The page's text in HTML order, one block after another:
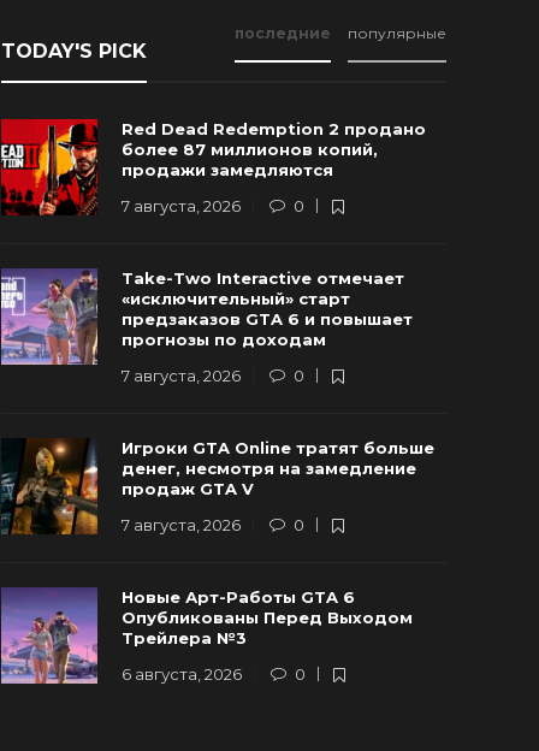
Арт-Работы GTA 6
Перед Выходом
№3
2026 0 89
TODAY'S PICK
последние популярные
Red Dead Redemption 2 продано
более 87 миллионов копий,
продажи замедляются
7 августа, 2026
0
Take-Two Interactive отмечает
«исключительный» старт
предзаказов GTA 6 и повышает
прогнозы по доходам
7 августа, 2026
0
Игроки GTA Online тратят больше
денег, несмотря на замедление
продаж GTA V
7 августа, 2026
0
Новые Арт-Работы GTA 6
Опубликованы Перед Выходом
Трейлера №3
6 августа, 2026
0